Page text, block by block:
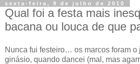
sexta-feira, 9 de julho de 2010
Qual foi a festa mais
bacana ou louca de que
N unca fui festeiro… os marcos foram o
ginásio, quando dancei (mal, mas